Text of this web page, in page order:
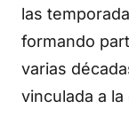
las
formando
varias
vinculada a la